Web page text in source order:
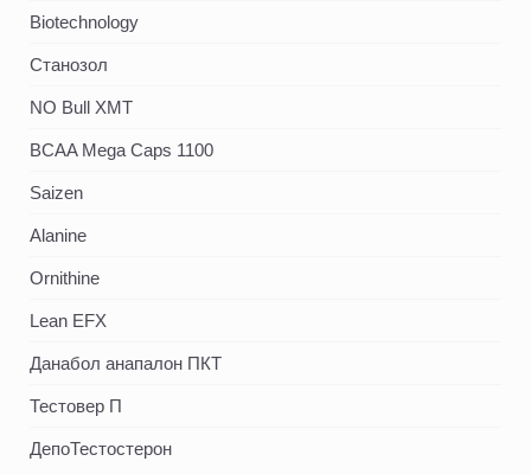
Biotechnology
Станозол
NO Bull XMT
BCAA Mega Caps 1100
Saizen
Alanine
Ornithine
Lean EFX
Данабол анапалон ПКТ
Тестовер П
ДепоТестостерон